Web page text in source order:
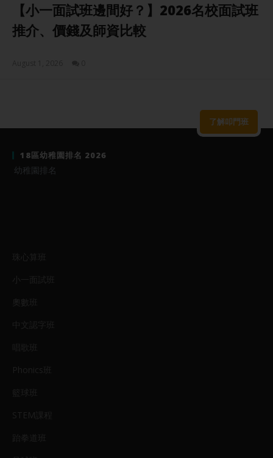
了解叩門班
【小一面試班邊間好？】2026名校面試班
推介、價錢及師資比較
18區幼稚園排名 2026
幼稚園排名